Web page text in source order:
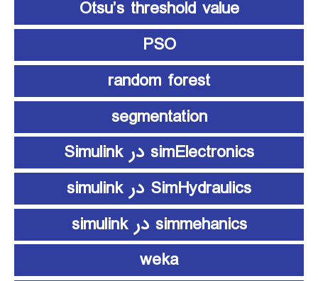
Otsu’s threshold value
PSO
random forest
segmentation
simElectronics در Simulink
SimHydraulics در simulink
simmehanics در simulink
weka